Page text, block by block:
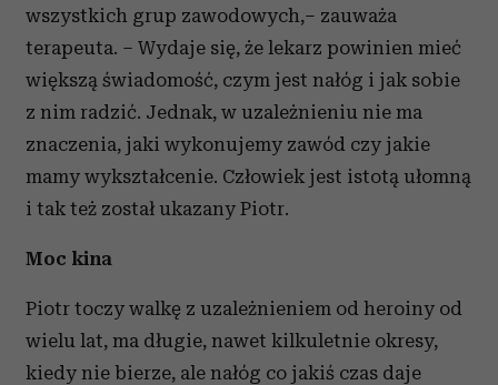
wszystkich grup zawodowych,– zauważa
terapeuta. – Wydaje się, że lekarz powinien mieć
większą świadomość, czym jest nałóg i jak sobie
z nim radzić. Jednak, w uzależnieniu nie ma
znaczenia, jaki wykonujemy zawód czy jakie
mamy wykształcenie. Człowiek jest istotą ułomną
i tak też został ukazany Piotr.
Moc kina
Piotr toczy walkę z uzależnieniem od heroiny od
wielu lat, ma długie, nawet kilkuletnie okresy,
kiedy nie bierze, ale nałóg co jakiś czas daje